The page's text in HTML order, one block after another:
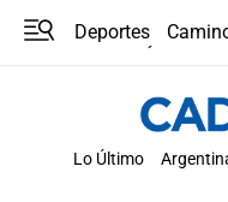
Deportes
Lo Último